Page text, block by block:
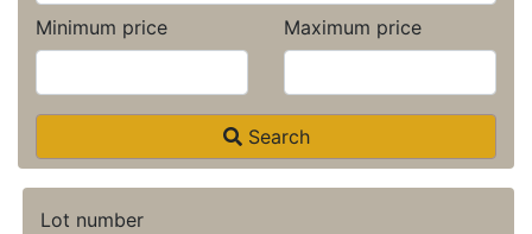
Minimum price Maximum price
Search
Lot number